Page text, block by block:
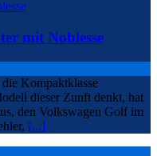
mit Noblesse
Kompaktklasse
dieser Zunft denkt, hat
den Volkswagen Golf im
[...]